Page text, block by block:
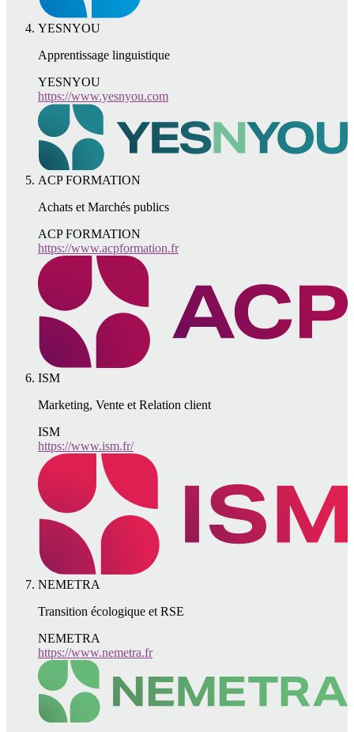
YESNYOU
Apprentissage linguistique
YESNYOU
https://www.yesnyou.com
ACP FORMATION
Achats et Marchés publics
ACP FORMATION
https://www.acpformation.fr
ISM
Marketing, Vente et Relation client
ISM
https://www.ism.fr/
NEMETRA
Transition écologique et RSE
NEMETRA
https://www.nemetra.fr